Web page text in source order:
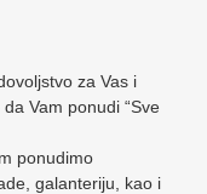
za Vas i
Vam ponudi “Sve
ponudimo
galanteriju, kao i